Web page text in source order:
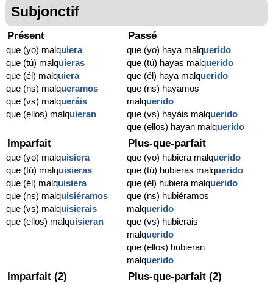
Subjonctif
Présent
que (yo) malquiera
que (tú) malquieras
que (él) malquiera
que (ns) malqueramos
que (vs) malqueráis
que (ellos) malquieran
Passé
que (yo) haya malquerido
que (tú) hayas malquerido
que (él) haya malquerido
que (ns) hayamos
malquerido
que (vs) hayáis malquerido
que (ellos) hayan malquerido
Imparfait
que (yo) malquisiera
que (tú) malquisieras
que (él) malquisiera
que (ns) malquisiéramos
que (vs) malquisierais
que (ellos) malquisieran
Plus-que-parfait
que (yo) hubiera malquerido
que (tú) hubieras malquerido
que (él) hubiera malquerido
que (ns) hubiéramos
malquerido
que (vs) hubierais
malquerido
que (ellos) hubieran
malquerido
Imparfait (2) Plus-que-parfait (2)